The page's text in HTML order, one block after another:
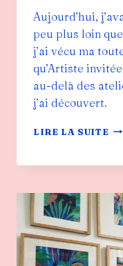
Aujourd’hui,
peu plus loin
j’ai vécu ma
qu’Artiste
au-delà des
j’ai découvert.
LIRE LA SUITE
AU